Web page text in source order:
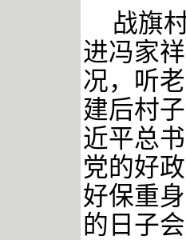
战旗
进冯家
况，听
建后村
近平总
党的好
好保重
的日子